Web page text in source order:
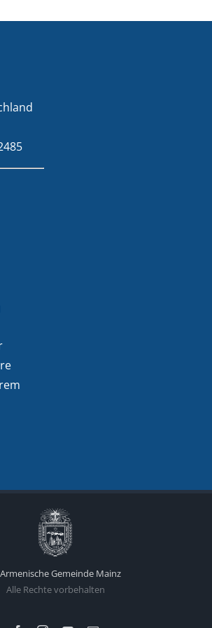
Armenische Gemeinde Mainz
Alle Rechte vorbehalten